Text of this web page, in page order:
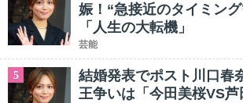
娠！“急接近のタイミン
「人生の大転機」
芸能
5
結婚発表でポスト川口春
王争いは「今田美桜VS